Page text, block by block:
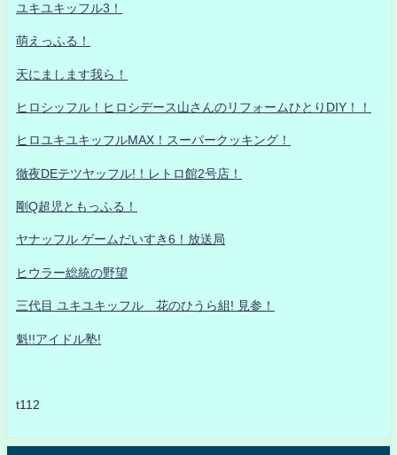
ユキユキッフル3！
萌えっふる！
天にまします我ら！
ヒロシッフル！ヒロシデース山さんのリフォームひとりDIY！！
ヒロユキユキッフルMAX！スーパークッキング！
徹夜DEテツヤッフル!！レトロ館2号店！
剛Q超児ともっふる！
ヤナッフル ゲームだいすき6！放送局
ヒウラー総統の野望
三代目 ユキユキッフル 花のひうら組! 見参！
魁!!アイドル塾!
t112